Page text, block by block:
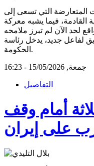
المتعارضة التي تسعى إلى
القادمة، فيما يشبه معركة
لحد الآن لم تبرز ملامحه
لفاعل جديد، يدخل رئاسة
الحكومة.
جمعة, 15/05/2026 - 16:23
التفاصيل
أمام وقف
على إيران